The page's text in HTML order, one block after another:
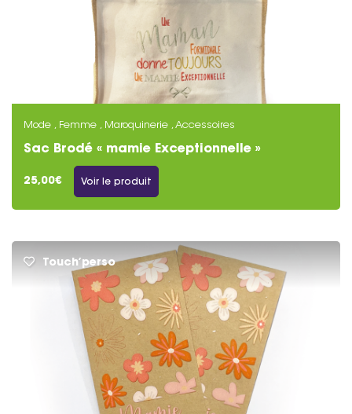
Mode , Femme , Maroquinerie , Accessoires
Sac Brodé « mamie Exceptionnelle »
25,00€ Voir le produit
Touch’perso